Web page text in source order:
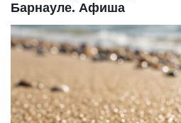
Барнауле. Афиша